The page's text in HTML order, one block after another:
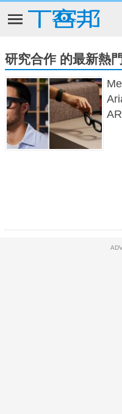
研究合作 的最新熱